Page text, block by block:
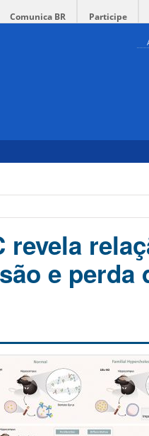
Comunica BR Participe
revela
e perda